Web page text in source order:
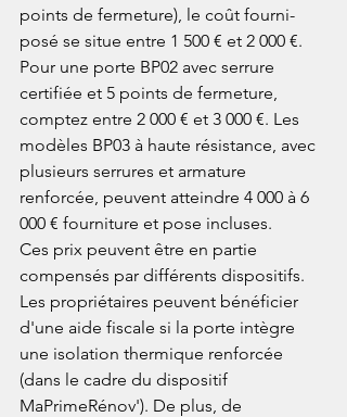
points de fermeture), le coût fourni-
posé se situe entre 1 500 € et 2 000 €.
Pour une porte BP02 avec serrure
certifiée et 5 points de fermeture,
comptez entre 2 000 € et 3 000 €. Les
modèles BP03 à haute résistance, avec
plusieurs serrures et armature
renforcée, peuvent atteindre 4 000 à 6
000 € fourniture et pose incluses.
Ces prix peuvent être en partie
compensés par différents dispositifs.
Les propriétaires peuvent bénéficier
d'une aide fiscale si la porte intègre
une isolation thermique renforcée
(dans le cadre du dispositif
MaPrimeRénov'). De plus, de